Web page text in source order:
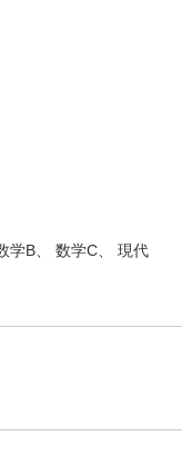
B、 数学C、 現代